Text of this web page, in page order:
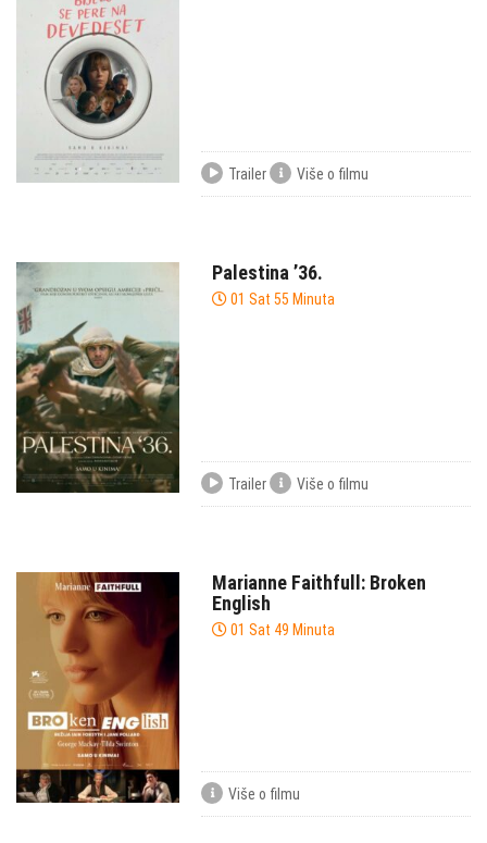
Trailer Više o filmu
Palestina ’36.
01 Sat 55 Minuta
Trailer Više o filmu
Marianne Faithfull: Broken
English
01 Sat 49 Minuta
Više o filmu